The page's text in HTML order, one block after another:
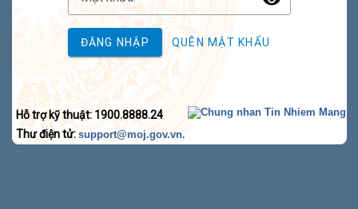
Toggle
ĐĂNG NHẬP QUÊN MẬT KHẨU
Hỗ trợ kỹ thuật: 1900.8888.24
Thư điện tử: support@moj.gov.vn.